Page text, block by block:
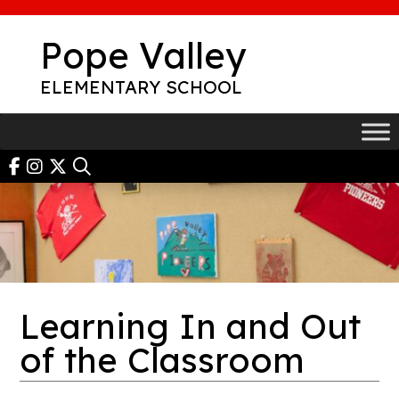
contentPope Valley
ELEMENTARY SCHOOL
Learning In and Out
of the Classroom